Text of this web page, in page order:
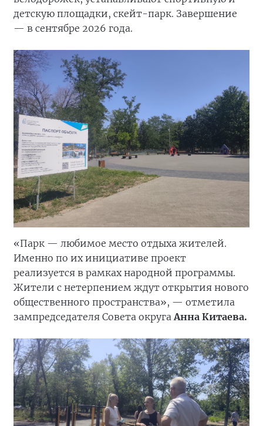
детскую площадки, скейт-парк. Завершение
— в сентябре 2026 года.
«Парк — любимое место отдыха жителей.
Именно по их инициативе проект
реализуется в рамках народной программы.
Жители с нетерпением ждут открытия нового
общественного пространства», — отметила
зампредседателя Совета округа Анна Китаева.